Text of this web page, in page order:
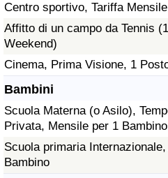
Centro sportivo, Tariffa
Affitto di un campo da Tennis
Weekend)
Cinema, Prima Visione, 1
Bambini
Scuola Materna (o Asilo),
Privata, Mensile per 1 Bambino
Scuola primaria
Bambino